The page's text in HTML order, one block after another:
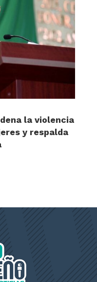
la violencia
y respalda